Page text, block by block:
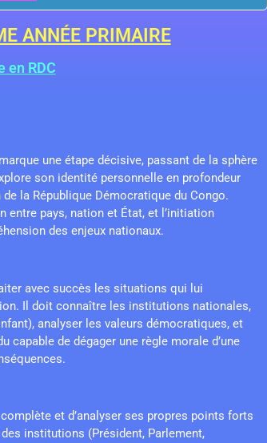
ANNÉE PRIMAIRE
en RDC
une étape décisive, passant de la sphère
son identité personnelle en profondeur
la République Démocratique du Congo.
entre pays, nation et État, et l’initiation
des enjeux nationaux.
avec succès les situations qui lui
Il doit connaître les institutions nationales,
analyser les valeurs démocratiques, et
de dégager une règle morale d’une
et d’analyser ses propres points forts
institutions (Président, Parlement,